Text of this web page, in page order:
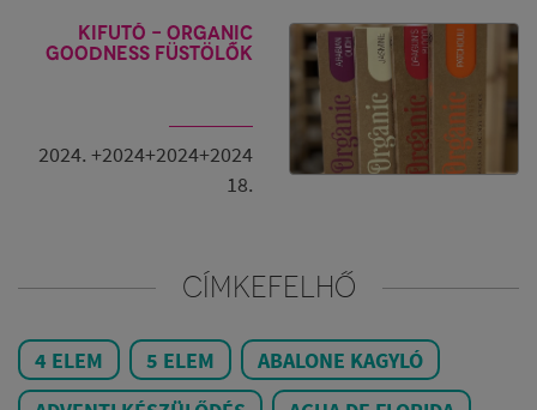
Kifutó - Organic
Goodness füstölők
2024. +2024+2024+2024
18.
CÍMKEFELHŐ
4 ELEM 5 ELEM
ABALONE KAGYLÓ